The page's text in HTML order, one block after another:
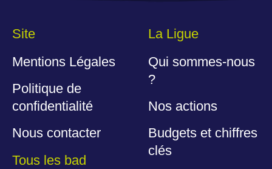
Site
Mentions Légales
Politique de
confidentialité
Nous contacter
Tous les bad
La Ligue
Qui sommes-nous
?
Nos actions
Budgets et chiffres
clés